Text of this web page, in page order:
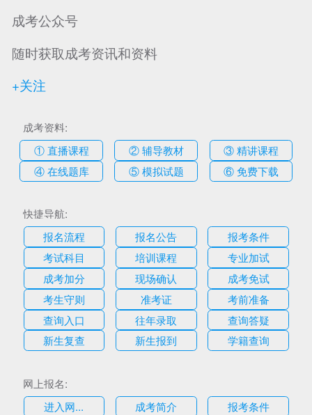
成考公众号
随时获取成考资讯和资料
+关注
成考资料:
① 直播课程
② 辅导教材
③ 精讲课程
④ 在线题库
⑤ 模拟试题 ⑥ 免费下载
快捷导航:
报名流程
报名公告
报考条件
考试科目
培训课程
专业加试
成考加分
现场确认
成考免试
考生守则
准考证
考前准备
查询入口
往年录取
查询答疑
新生复查
新生报到 学籍查询
网上报名:
进入网...
成考简介
报考条件